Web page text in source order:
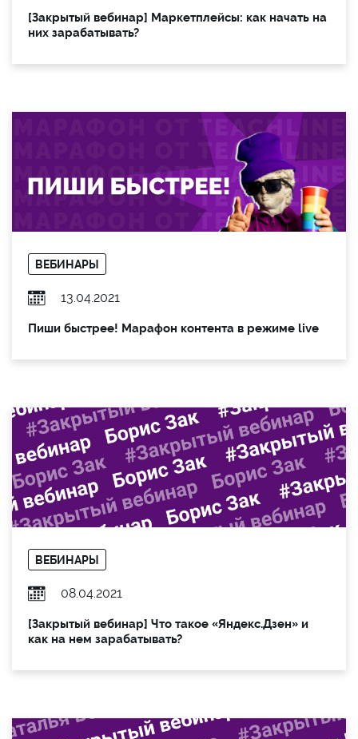
[Закрытый вебинар] Маркетплейсы: как начать на
них зарабатывать?
ВЕБИНАРЫ
13.04.2021
Пиши быстрее! Марафон контента в режиме live
ВЕБИНАРЫ
08.04.2021
[Закрытый вебинар] Что такое «Яндекс.Дзен» и
как на нем зарабатывать?